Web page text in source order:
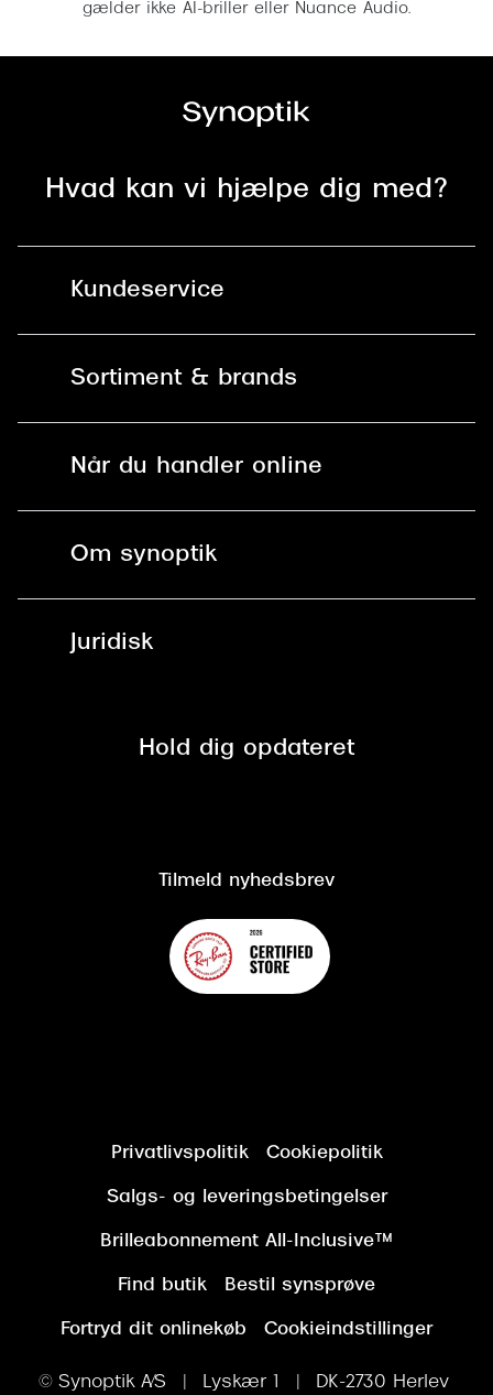
gælder ikke AI-briller eller Nuance Audio.
Hvad kan vi hjælpe dig med?
Kundeservice
Spørgsmål & svar (FAQ)
Brilleabonnement All-Inclusive™
Sortiment & brands
Brillerens
Når du handler online
Spørgsmål & svar (FAQ)
Om synoptik
Juridisk
Cookiepolitik
Hold dig opdateret
Tilmeld nyhedsbrev
Privatlivspolitik Cookiepolitik
Salgs- og leveringsbetingelser
Brilleabonnement All-Inclusive™
Find butik Bestil synsprøve
Fortryd dit onlinekøb Cookieindstillinger
© Synoptik A/S | Lyskær 1 | DK-2730 Herlev